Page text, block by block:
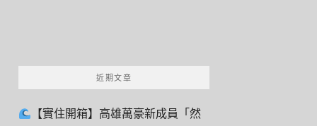
近期文章
【實住開箱】高雄萬豪新成員「然